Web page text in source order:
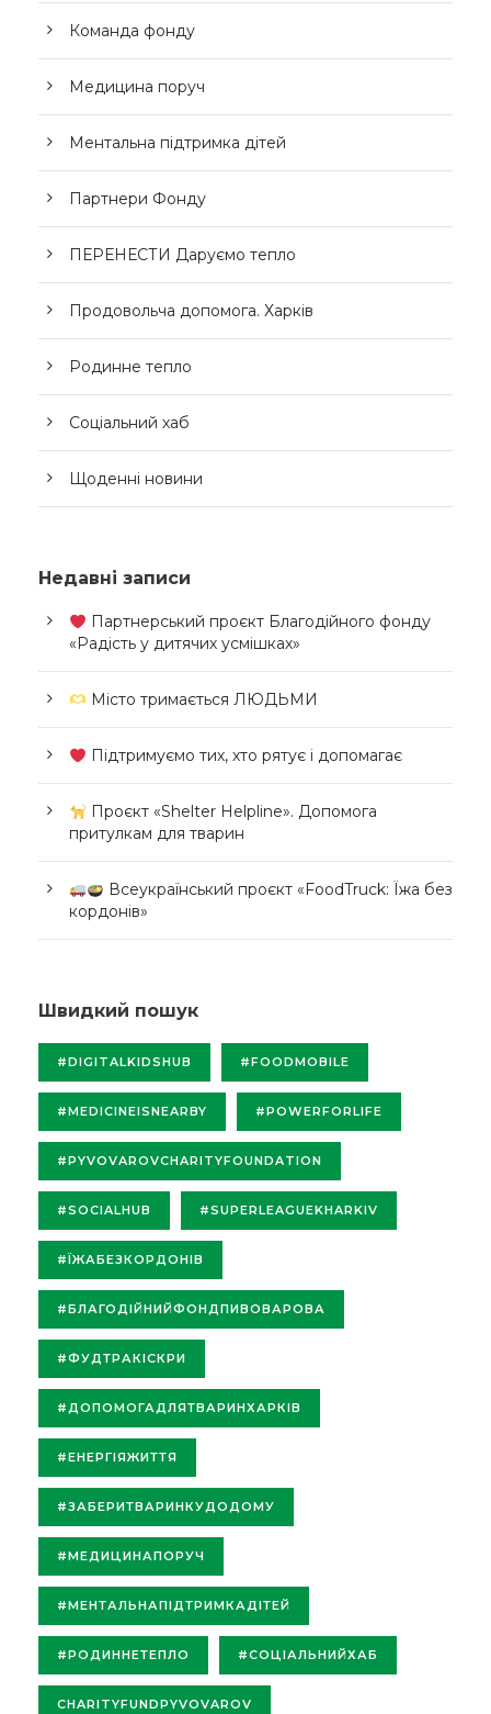
Команда фонду
Медицина поруч
Ментальна підтримка дітей
Партнери Фонду
ПЕРЕНЕСТИ Даруємо тепло
Продовольча допомога. Харків
Родинне тепло
Соціальний хаб
Щоденні новини
Недавні записи
Партнерський проєкт Благодійного фонду
«Радість у дитячих усмішках»
Місто тримається ЛЮДЬМИ
Підтримуємо тих, хто рятує і допомагає
Проєкт «Shelter Helpline». Допомога
притулкам для тварин
Всеукраїнський проєкт «FoodTruck: Їжа без
кордонів»
Швидкий пошук
#DIGITALKIDSHUB #FOODMOBILE
#MEDICINEISNEARBY #POWERFORLIFE
#PYVOVAROVCHARITYFOUNDATION
#SOCIALHUB #SUPERLEAGUEKHARKIV
#ЇЖАБЕЗКОРДОНІВ
#БЛАГОДІЙНИЙФОНДПИВОВАРОВА
#ФУДТРАКІСКРИ
#ДОПОМОГАДЛЯТВАРИНХАРКІВ
#ЕНЕРГІЯЖИТТЯ
#ЗАБЕРИТВАРИНКУДОДОМУ
#МЕДИЦИНАПОРУЧ
#МЕНТАЛЬНАПІДТРИМКАДІТЕЙ
#РОДИННЕТЕПЛО #СОЦІАЛЬНИЙХАБ
CHARITYFUNDPYVOVAROV